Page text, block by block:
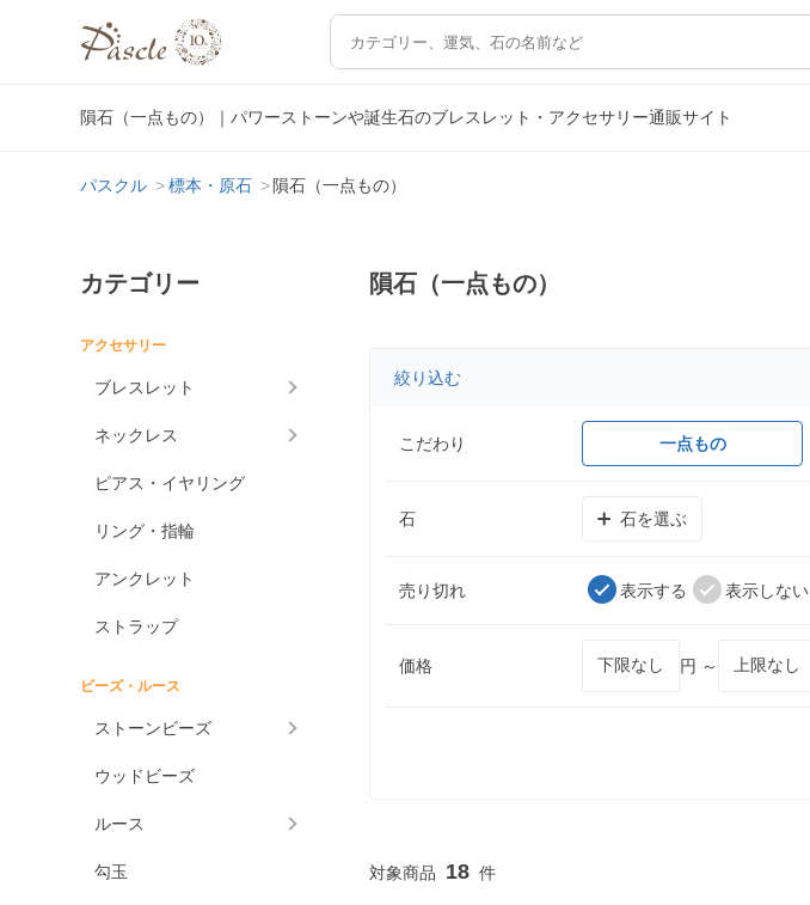
隕石（一点もの）｜パワーストーンや誕生石のブレスレット・アクセサリー通販サイト
パスクル 標本・原石 隕石（一点もの）
カテゴリー
アクセサリー
ブレスレット
ネックレス
ピアス・イヤリング
リング・指輪
アンクレット
ストラップ
ビーズ・ルース
ストーンビーズ
ウッドビーズ
ルース
勾玉
隕石（一点もの）
絞り込む
こだわり 一点もの
石 石を選ぶ
売り切れ 表示する 表示しない
価格 円 ～
18